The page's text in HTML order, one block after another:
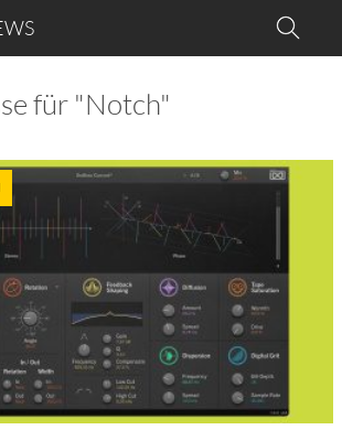
für "Notch"